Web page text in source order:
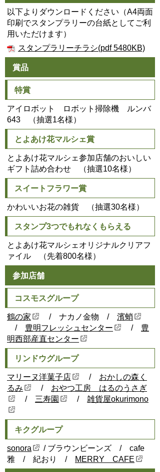
以下よりダウンロードください（A4両面
印刷でスタンプラリーの台紙としてご利
用いただけます）
スタンプラリーチラシ(pdf 5480KB)
賞品
特賞
アイロボット ロボット掃除機 ルンバ
643 （抽選1名様）
とよあけ花マルシェ賞
とよあけ花マルシェ参加店舗のおいしい
ギフト詰め合わせ （抽選10名様）
スイートフラワー賞
かわいいお花の雑貨 （抽選30名様）
スタンプ3つでもれなくもらえる
とよあけ花マルシェオリジナルクリアフ
ァイル （先着800名様）
参加店舗
コスモスグループ
鶴の家 / ナカノ金物 / 濱蛸
/ 豊明フレッシュセンター / 豊
明西部産直センター
リンドウグループ
マリーヌ洋菓子店 / おかしの森く
るみ
/ おやつ工房 はるのうさぎ
/ 三寿園 / 雑貨屋okurimono
キクグループ
sonora
/ ブラウンビーンズ / cafe
雅 / 紀おり /
MERRY CAFE